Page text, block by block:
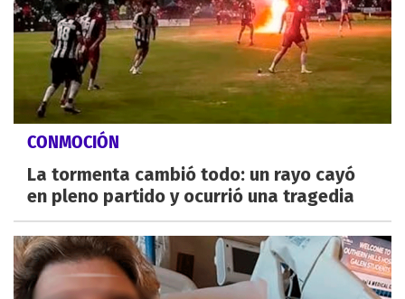
CONMOCIÓN
La tormenta cambió todo: un rayo cayó
en pleno partido y ocurrió una tragedia